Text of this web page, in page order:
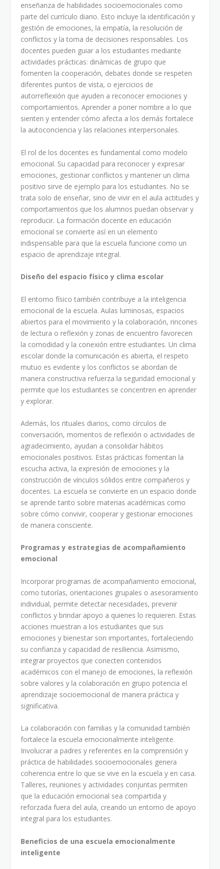
enseñanza de habilidades socioemocionales como
parte del currículo diario. Esto incluye la identificación y
gestión de emociones, la empatía, la resolución de
conflictos y la toma de decisiones responsables. Los
docentes pueden guiar a los estudiantes mediante
actividades prácticas: dinámicas de grupo que
fomenten la cooperación, debates donde se respeten
diferentes puntos de vista, o ejercicios de
autorreflexión que ayuden a reconocer emociones y
comportamientos. Aprender a poner nombre a lo que
sienten y entender cómo afecta a los demás fortalece
la autoconciencia y las relaciones interpersonales.
El rol de los docentes es fundamental como modelo
emocional. Su capacidad para reconocer y expresar
emociones, gestionar conflictos y mantener un clima
positivo sirve de ejemplo para los estudiantes. No se
trata solo de enseñar, sino de vivir en el aula actitudes y
comportamientos que los alumnos puedan observar y
reproducir. La formación docente en educación
emocional se convierte así en un elemento
indispensable para que la escuela funcione como un
espacio de aprendizaje integral.
Diseño del espacio físico y clima escolar
El entorno físico también contribuye a la inteligencia
emocional de la escuela. Aulas luminosas, espacios
abiertos para el movimiento y la colaboración, rincones
de lectura o reflexión y zonas de encuentro favorecen
la comodidad y la conexión entre estudiantes. Un clima
escolar donde la comunicación es abierta, el respeto
mutuo es evidente y los conflictos se abordan de
manera constructiva refuerza la seguridad emocional y
permite que los estudiantes se concentren en aprender
y explorar.
Además, los rituales diarios, como círculos de
conversación, momentos de reflexión o actividades de
agradecimiento, ayudan a consolidar hábitos
emocionales positivos. Estas prácticas fomentan la
escucha activa, la expresión de emociones y la
construcción de vínculos sólidos entre compañeros y
docentes. La escuela se convierte en un espacio donde
se aprende tanto sobre materias académicas como
sobre cómo convivir, cooperar y gestionar emociones
de manera consciente.
Programas y estrategias de acompañamiento
emocional
Incorporar programas de acompañamiento emocional,
como tutorías, orientaciones grupales o asesoramiento
individual, permite detectar necesidades, prevenir
conflictos y brindar apoyo a quienes lo requieren. Estas
acciones muestran a los estudiantes que sus
emociones y bienestar son importantes, fortaleciendo
su confianza y capacidad de resiliencia. Asimismo,
integrar proyectos que conecten contenidos
académicos con el manejo de emociones, la reflexión
sobre valores y la colaboración en grupo potencia el
aprendizaje socioemocional de manera práctica y
significativa.
La colaboración con familias y la comunidad también
fortalece la escuela emocionalmente inteligente.
Involucrar a padres y referentes en la comprensión y
práctica de habilidades socioemocionales genera
coherencia entre lo que se vive en la escuela y en casa.
Talleres, reuniones y actividades conjuntas permiten
que la educación emocional sea compartida y
reforzada fuera del aula, creando un entorno de apoyo
integral para los estudiantes.
Beneficios de una escuela emocionalmente
inteligente